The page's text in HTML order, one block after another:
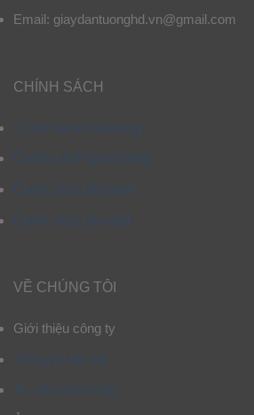
Email: giaydantuonghd.vn@gmail.com
CHÍNH SÁCH
Chính sách mua hàng
Chính sách giao hàng
Chính sách bảo hành
Chính sách bảo mật
VỀ CHÚNG TÔI
Giới thiệu công ty
Thông tin liên hệ
Tư vấn chọn mẫu